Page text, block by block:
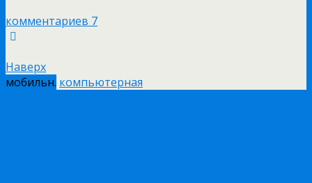
комментариев 7
Наверх
мобильн. компьютерная